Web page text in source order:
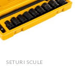
SETURI SCULE